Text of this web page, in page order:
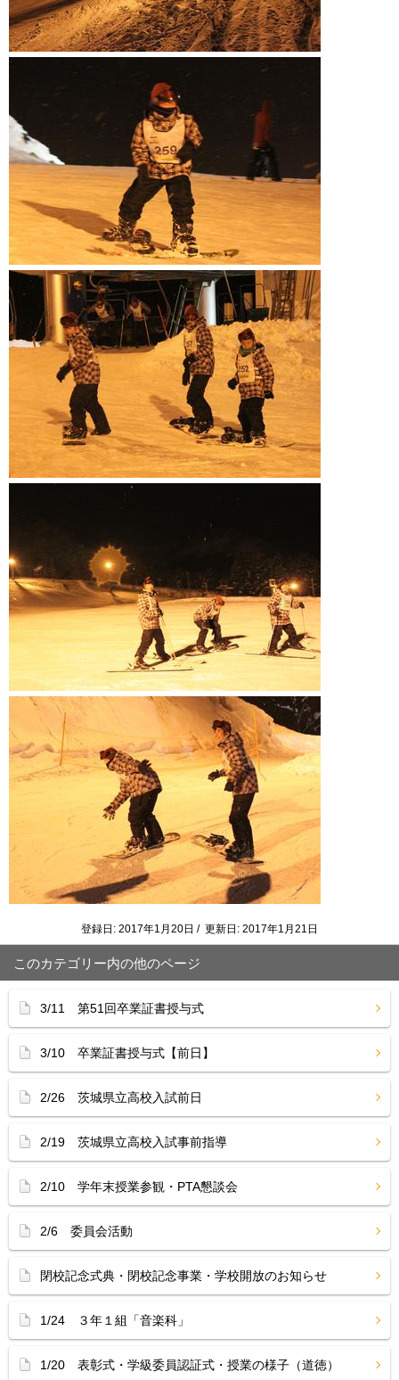
登録日: 2017年1月20日 / 更新日: 2017年1月21日
このカテゴリー内の他のページ
3/11 第51回卒業証書授与式
3/10 卒業証書授与式【前日】
2/26 茨城県立高校入試前日
2/19 茨城県立高校入試事前指導
2/10 学年末授業参観・PTA懇談会
2/6 委員会活動
閉校記念式典・閉校記念事業・学校開放のお知らせ
1/24 ３年１組「音楽科」
1/20 表彰式・学級委員認証式・授業の様子（道徳）